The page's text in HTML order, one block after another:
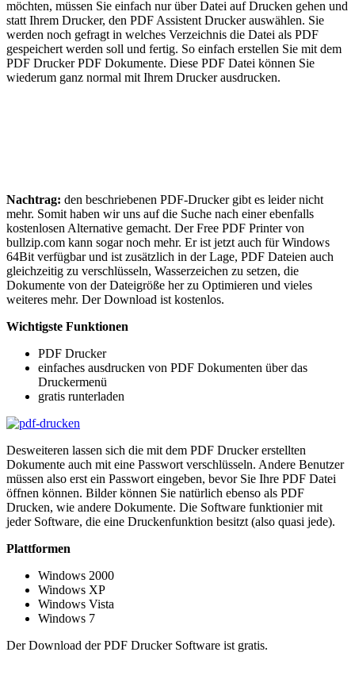
möchten, müssen Sie einfach nur über Datei auf Drucken gehen und
statt Ihrem Drucker, den PDF Assistent Drucker auswählen. Sie
werden noch gefragt in welches Verzeichnis die Datei als PDF
gespeichert werden soll und fertig. So einfach erstellen Sie mit dem
PDF Drucker PDF Dokumente. Diese PDF Datei können Sie
wiederum ganz normal mit Ihrem Drucker ausdrucken.
Nachtrag: den beschriebenen PDF-Drucker gibt es leider nicht
mehr. Somit haben wir uns auf die Suche nach einer ebenfalls
kostenlosen Alternative gemacht. Der Free PDF Printer von
bullzip.com kann sogar noch mehr. Er ist jetzt auch für Windows
64Bit verfügbar und ist zusätzlich in der Lage, PDF Dateien auch
gleichzeitig zu verschlüsseln, Wasserzeichen zu setzen, die
Dokumente von der Dateigröße her zu Optimieren und vieles
weiteres mehr. Der Download ist kostenlos.
Wichtigste Funktionen
PDF Drucker
einfaches ausdrucken von PDF Dokumenten über das
Druckermenü
gratis runterladen
Desweiteren lassen sich die mit dem PDF Drucker erstellten
Dokumente auch mit eine Passwort verschlüsseln. Andere Benutzer
müssen also erst ein Passwort eingeben, bevor Sie Ihre PDF Datei
öffnen können. Bilder können Sie natürlich ebenso als PDF
Drucken, wie andere Dokumente. Die Software funktionier mit
jeder Software, die eine Druckenfunktion besitzt (also quasi jede).
Plattformen
Windows 2000
Windows XP
Windows Vista
Windows 7
Der Download der PDF Drucker Software ist gratis.